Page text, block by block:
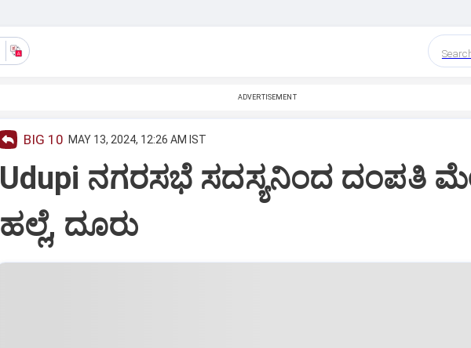
ADVERTISEMENT
BIG 10 MAY 13, 2024, 12:26 AM IST
Udupi ನಗರಸಭೆ ಸದಸ್ಯನಿಂದ ದಂಪತಿ
ಹಲ್ಲೆ, ದೂರು